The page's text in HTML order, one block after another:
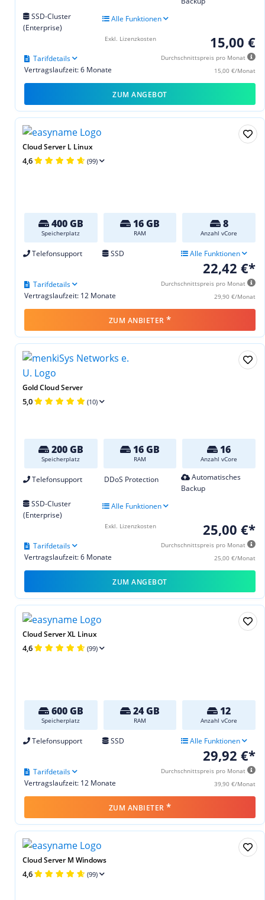
SSD-Cluster
(Enterprise)
Alle Funktionen
15,00 €
Durchschnittspreis pro Monat
15,00 €/Monat
Vertragslaufzeit: 6 Monate
Tarifdetails
Exkl. Lizenzkosten
ZUM ANGEBOT
Cloud Server L Linux
4,6 (99)
400 GB
Speicherplatz
16 GB
RAM
8
Anzahl vCore
Telefonsupport SSD Alle Funktionen
22,42 €*
Durchschnittspreis pro Monat
29,90 €/Monat
Vertragslaufzeit: 12 Monate
Tarifdetails
ZUM ANBIETER *
Gold Cloud Server
5,0 (10)
200 GB
Speicherplatz
16 GB
RAM
16
Anzahl vCore
Telefonsupport DDoS Protection
Automatisches
Backup
SSD-Cluster
(Enterprise)
Alle Funktionen
25,00 €*
Durchschnittspreis pro Monat
25,00 €/Monat
Vertragslaufzeit: 6 Monate
Tarifdetails
Exkl. Lizenzkosten
ZUM ANGEBOT
Cloud Server XL Linux
4,6 (99)
600 GB
Speicherplatz
24 GB
RAM
12
Anzahl vCore
Telefonsupport SSD Alle Funktionen
29,92 €*
Durchschnittspreis pro Monat
39,90 €/Monat
Vertragslaufzeit: 12 Monate
Tarifdetails
ZUM ANBIETER *
Cloud Server M Windows
4,6 (99)